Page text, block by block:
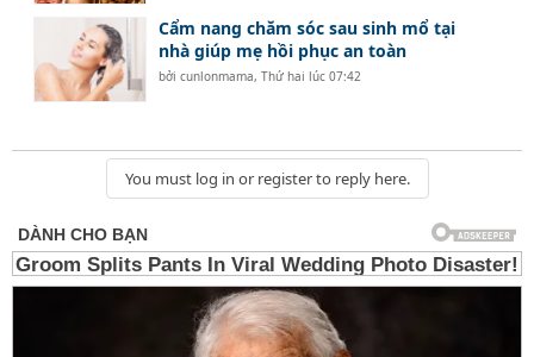
Cẩm nang chăm sóc sau sinh mổ tại
nhà giúp mẹ hồi phục an toàn
bởicunlonmama,Thứ hai lúc 07:42
You must log in or register to reply here.